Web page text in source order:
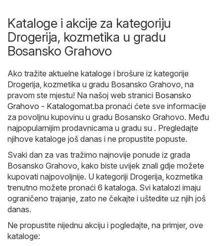
Kataloge i akcije za kategoriju
Drogerija, kozmetika u gradu
Bosansko Grahovo
Ako tražite aktuelne kataloge i brošure iz kategorije
Drogerija, kozmetika u gradu Bosansko Grahovo, na
pravom ste mjestu! Na našoj web stranici Bosansko
Grahovo - Katalogomat.ba pronaći ćete sve informacije
za povoljnu kupovinu u gradu Bosansko Grahovo. Među
najpopularnijim prodavnicama u gradu su . Pregledajte
njihove kataloge još danas i ne propustite popuste.
Svaki dan za vas tražimo najnovije ponude iz grada
Bosansko Grahovo, kako biste uvijek znali gdje možete
kupovati najpovoljnije. U kategoriji Drogerija, kozmetika
trenutno možete pronaći 6 kataloga. Svi katalozi imaju
ograničeno trajanje, zato ne čekajte i uštedite uz njih još
danas.
Ne propustite nijednu akciju i pogledajte, na primjer, ove
kataloge: